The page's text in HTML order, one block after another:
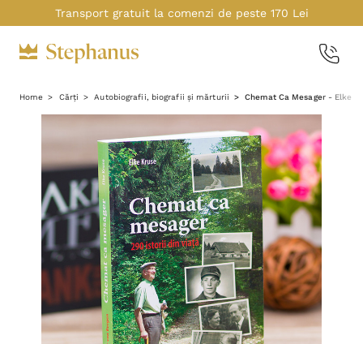
Transport gratuit la comenzi de peste 170 Lei
Home Cărți Autobiografii, biografii și mărturii Chemat Ca Mesager - Elke